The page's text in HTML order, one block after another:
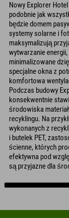
Nowy Explorer
podobnie jak
będzie domem
systemy solarne i
maksymalizują
wytwarzanie
minimalizowane
specjalne okna z
komfortowa
Podczas budowy
konsekwentnie
środowiska
recyklingu. Na
wykonanych z
i butelek PET,
ścienne, których
efektywna pod
są przyjazne dla